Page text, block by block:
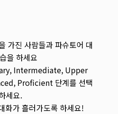
가진 사람들과 파슈토어 대
을 하세요
Intermediate, Upper
Proficient 단계를 선택
세요.
화가 흘러가도록 하세요!